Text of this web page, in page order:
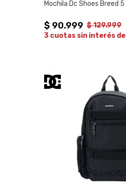
Mochila Dc Shoes Breed 5
$ 90.999 $129.999
3 cuotas sin interés de